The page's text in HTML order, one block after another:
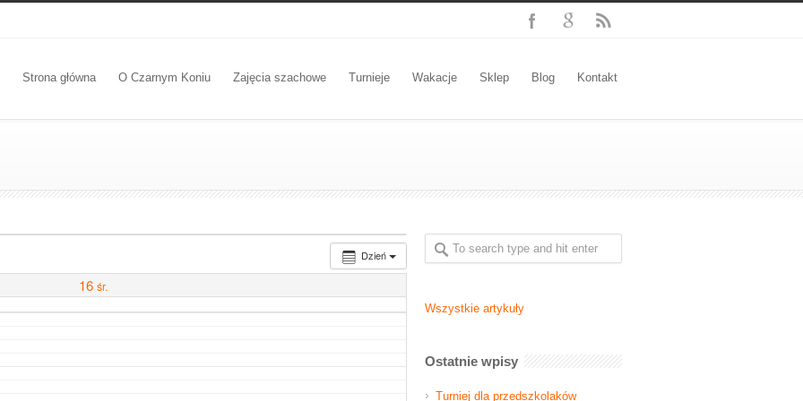
Strona główna O Czarnym Koniu Zajęcia szachowe Turnieje Wakacje Sklep Blog Kontakt
Dzień
16 śr.
Wszystkie artykuły
Ostatnie wpisy
Turniej dla przedszkolaków